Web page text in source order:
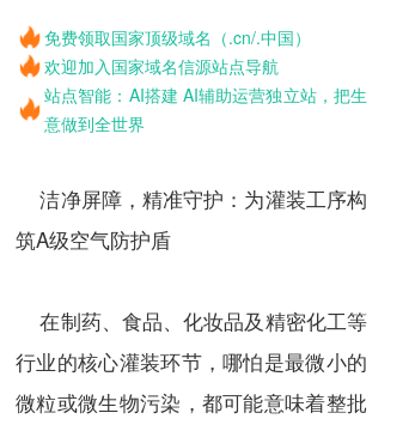
免费领取国家顶级域名（.cn/.中国）
欢迎加入国家域名信源站点导航
站点智能：AI搭建 AI辅助运营独立站，把生
意做到全世界
洁净屏障，精准守护：为灌装工序构
筑A级空气防护盾
在制药、食品、化妆品及精密化工等
行业的核心灌装环节，哪怕是最微小的
微粒或微生物污染，都可能意味着整批